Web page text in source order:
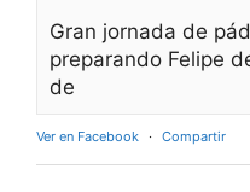
Gran jornada de
preparando Felipe
de
Ver en Facebook · Compartir